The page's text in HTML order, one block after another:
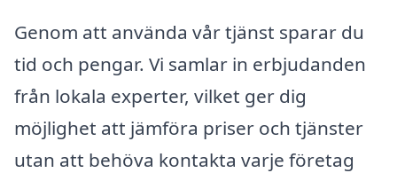
Genom att använda vår tjänst sparar du
tid och pengar. Vi samlar in erbjudanden
från lokala experter, vilket ger dig
möjlighet att jämföra priser och tjänster
utan att behöva kontakta varje företag